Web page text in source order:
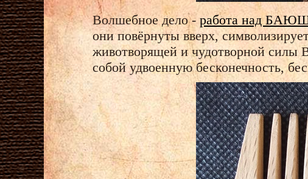
Волшебное дело - работа над
они повёрнуты вверх,
животворящей и чудотворной силы
собой удвоенную бесконечность,